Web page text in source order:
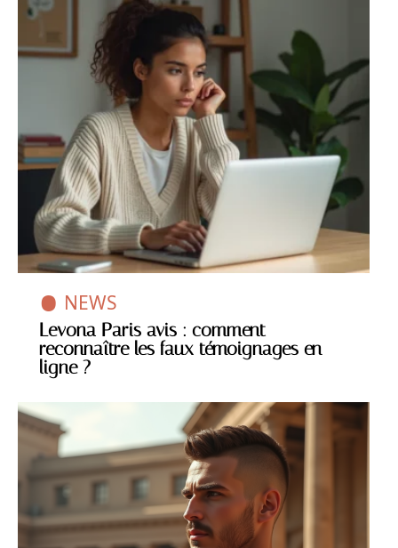
NEWS
Levona Paris avis : comment
reconnaître les faux témoignages en
ligne ?